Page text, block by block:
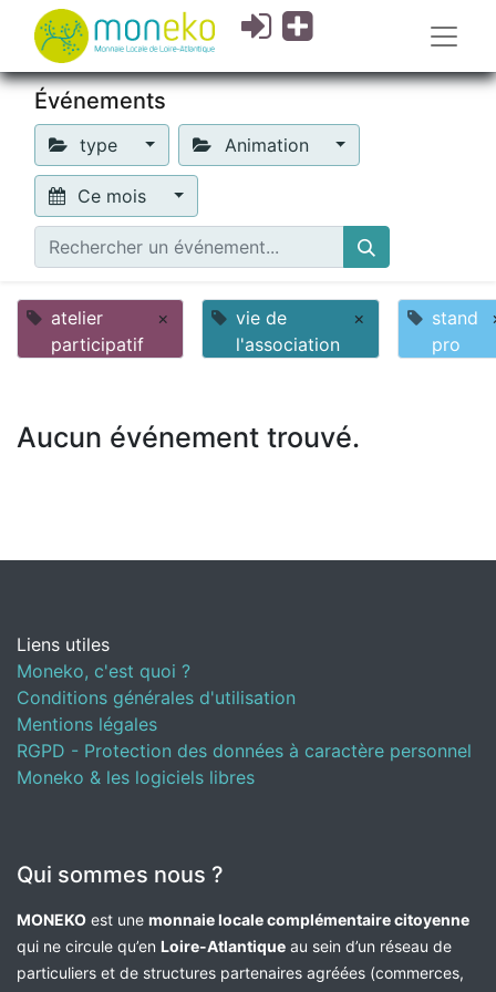
Événements
type Animation
Ce mois
atelier
participatif
×
vie de
l'association
×
stand
pro
Aucun événement trouvé.
Liens utiles
Moneko, c'est quoi ?
Conditions générales d'utilisation
Mentions légales
RGPD - Protection des données à caractère personnel
Moneko & les logiciels libres
Qui sommes nous ?
MONEKO est une monnaie locale complémentaire citoyenne
qui ne circule qu’en Loire-Atlantique au sein d’un réseau de
particuliers et de structures partenaires agréées (commerces,